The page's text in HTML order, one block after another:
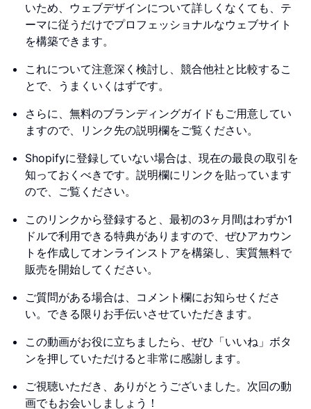
いため、ウェブデザインについて詳しくなくても、テ
ーマに従うだけでプロフェッショナルなウェブサイト
を構築できます。
これについて注意深く検討し、競合他社と比較するこ
とで、うまくいくはずです。
さらに、無料のブランディングガイドもご用意してい
ますので、リンク先の説明欄をご覧ください。
Shopifyに登録していない場合は、現在の最良の取引を
知っておくべきです。説明欄にリンクを貼っています
ので、ご覧ください。
このリンクから登録すると、最初の3ヶ月間はわずか1
ドルで利用できる特典がありますので、ぜひアカウン
トを作成してオンラインストアを構築し、実質無料で
販売を開始してください。
ご質問がある場合は、コメント欄にお知らせくださ
い。できる限りお手伝いさせていただきます。
この動画がお役に立ちましたら、ぜひ「いいね」ボタ
ンを押していただけると非常に感謝します。
ご視聴いただき、ありがとうございました。次回の動
画でもお会いしましょう！